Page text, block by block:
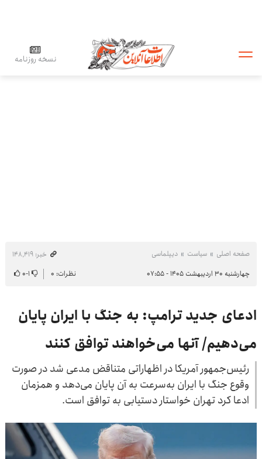
نسخه روزنامه
صفحه اصلی سیاست دیپلماسی
خبر: ۱۴۸٬۴۱۹
چهارشنبه ۳۰ اردیبهشت ۱۴۰۵ - ۰۷:۵۵
نظرات: ۰ ۱-۰
ادعای جدید ترامپ: به جنگ با ایران پایان
‌می‌دهیم/ آنها می‌خواهند توافق کنند
رئیس‌جمهور آمریکا در اظهاراتی متناقض مدعی شد در صورت
وقوع جنگ با ایران به‌سرعت به آن پایان می‌دهد و همزمان
ادعا کرد تهران خواستار دستیابی به توافق است.